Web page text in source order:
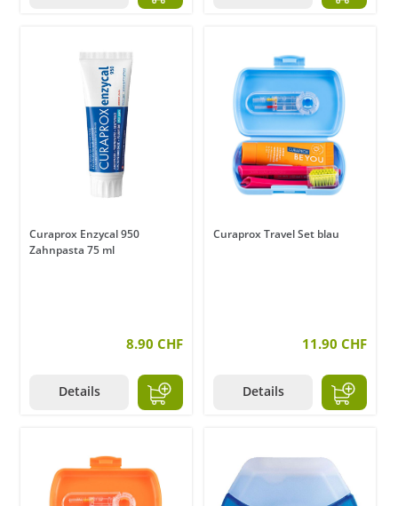
Curaprox Enzycal 950
Zahnpasta 75 ml
8.90 CHF
Details
Curaprox Travel Set blau
11.90 CHF
Details